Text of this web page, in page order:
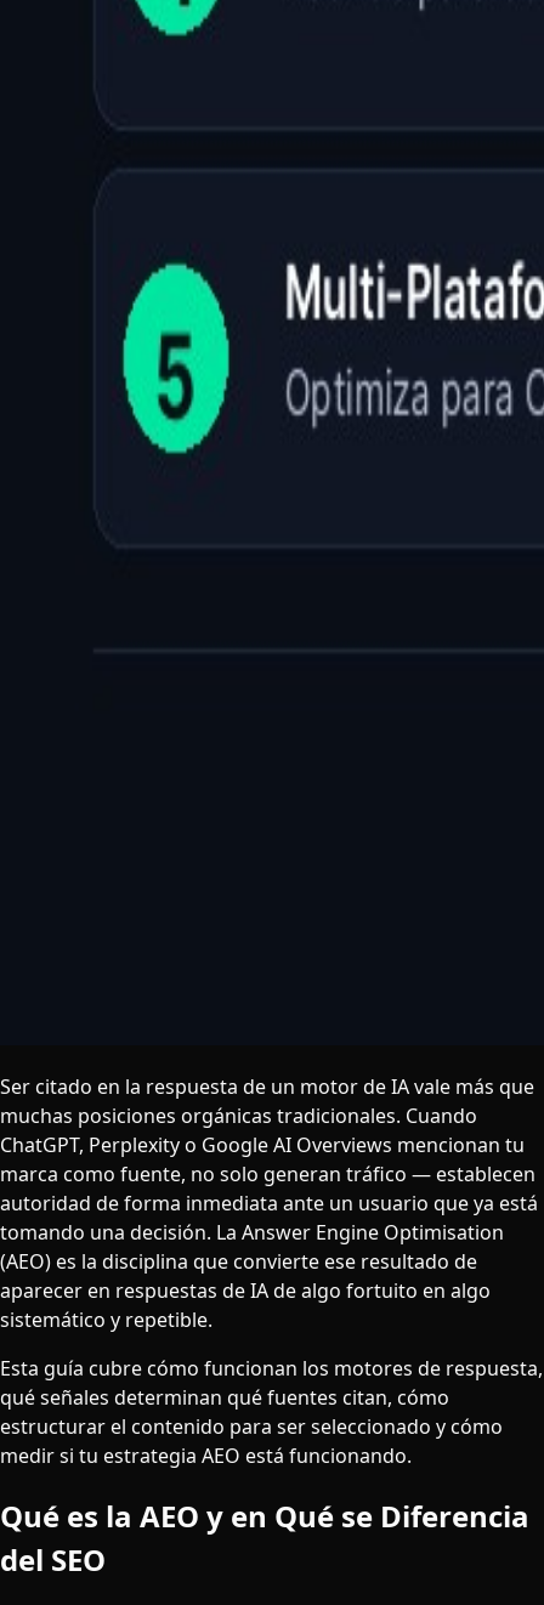
Ser citado en la respuesta de un motor de IA vale más que
muchas posiciones orgánicas tradicionales. Cuando
ChatGPT, Perplexity o Google AI Overviews mencionan tu
marca como fuente, no solo generan tráfico — establecen
autoridad de forma inmediata ante un usuario que ya está
tomando una decisión. La Answer Engine Optimisation
(AEO) es la disciplina que convierte ese resultado de
aparecer en respuestas de IA de algo fortuito en algo
sistemático y repetible.
Esta guía cubre cómo funcionan los motores de respuesta,
qué señales determinan qué fuentes citan, cómo
estructurar el contenido para ser seleccionado y cómo
medir si tu estrategia AEO está funcionando.
Qué es la AEO y en Qué se Diferencia
del SEO